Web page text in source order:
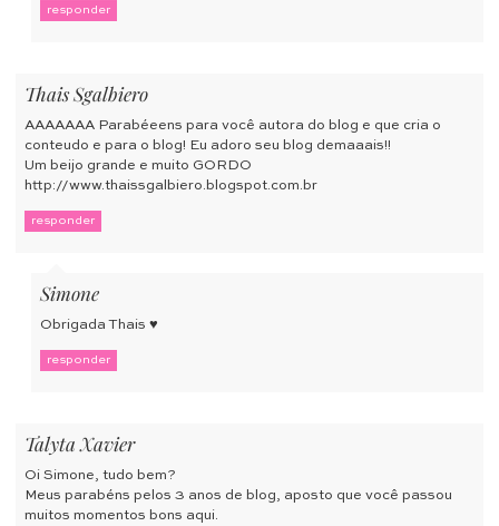
responder
Thais Sgalbiero
AAAAAAA Parabéeens para você autora do blog e que cria o
conteudo e para o blog! Eu adoro seu blog demaaais!!
Um beijo grande e muito GORDO
http://www.thaissgalbiero.blogspot.com.br
responder
Simone
Obrigada Thais ♥
responder
Talyta Xavier
Oi Simone, tudo bem?
Meus parabéns pelos 3 anos de blog, aposto que você passou
muitos momentos bons aqui.